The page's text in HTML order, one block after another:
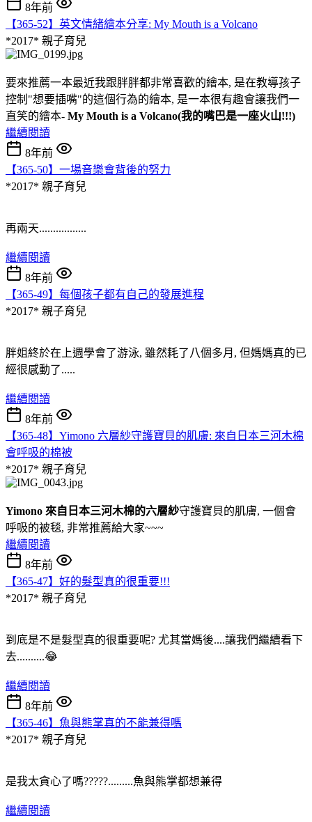
8年前
【365-52】英文情緒繪本分享: My Mouth is a Volcano
*2017* 親子育兒
要來推薦一本最近我跟胖胖都非常喜歡的繪本, 是在教導孩子
控制"想要插嘴"的這個行為的繪本, 是一本很有趣會讓我們一
直笑的繪本- My Mouth is a Volcano(我的嘴巴是一座火山!!!)
繼續閱讀
8年前
【365-50】一場音樂會背後的努力
*2017* 親子育兒
再兩天.................
繼續閱讀
8年前
【365-49】每個孩子都有自己的發展進程
*2017* 親子育兒
胖姐終於在上週學會了游泳, 雖然耗了八個多月, 但媽媽真的已
經很感動了.....
繼續閱讀
8年前
【365-48】Yimono 六層紗守護寶貝的肌膚: 來自日本三河木棉
會呼吸的棉被
*2017* 親子育兒
Yimono 來自日本三河木棉的六層紗守護寶貝的肌膚, 一個會
呼吸的被毯, 非常推薦給大家~~~
繼續閱讀
8年前
【365-47】好的髮型真的很重要!!!
*2017* 親子育兒
到底是不是髮型真的很重要呢? 尤其當媽後....讓我們繼續看下
去..........😂
繼續閱讀
8年前
【365-46】魚與熊掌真的不能兼得嗎
*2017* 親子育兒
是我太貪心了嗎?????.........魚與熊掌都想兼得
繼續閱讀